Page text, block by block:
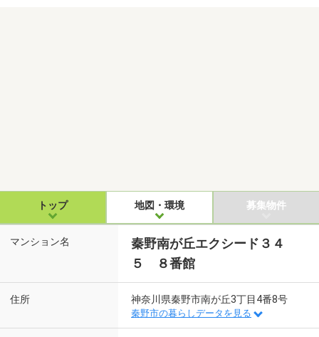
トップ 地図・環境 募集物件
マンション名
秦野南が丘エクシード３４
５ ８番館
住所 神奈川県秦野市南が丘3丁目4番8号
秦野市の暮らしデータを見る